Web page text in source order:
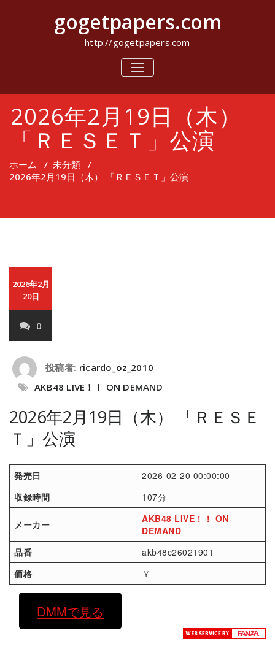
キ
gogetpapers.com
http://gogetpapers.com
ナ
ビ
シ
ョ
替
え
2026年2月19日（木）
「ＲＥＳＥＴ」公演
ホーム / 未分類 /
2026年2月19日（木） 「ＲＥＳＥＴ」公演
2026年2月
20日
0
投稿者: ricardo_oz_2010
AKB48 LIVE！！ ON DEMAND
2026年2月19日（木） 「ＲＥＳＥ
Ｔ」公演
発売日
2026-02-20 00:00:00
収録時間
107分
メーカー
AKB48 LIVE！！ ON
DEMAND
品番
akb48c26021901
価格
￥-
DMMで見る